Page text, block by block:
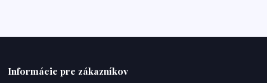
Informácie pre zákazníkov